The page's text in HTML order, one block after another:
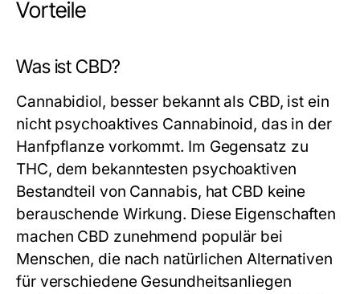
Vorteile
Was ist CBD?
Cannabidiol, besser bekannt als CBD, ist ein
nicht psychoaktives Cannabinoid, das in der
Hanfpflanze vorkommt. Im Gegensatz zu
THC, dem bekanntesten psychoaktiven
Bestandteil von Cannabis, hat CBD keine
berauschende Wirkung. Diese Eigenschaften
machen CBD zunehmend populär bei
Menschen, die nach natürlichen Alternativen
für verschiedene Gesundheitsanliegen